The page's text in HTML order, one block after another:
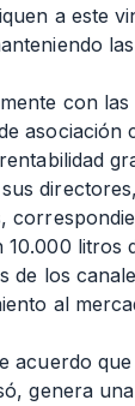
a este
con
asociación
litros
los
al
acuerdo
genera